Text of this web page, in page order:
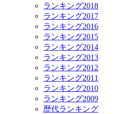
ランキング2018
ランキング2017
ランキング2016
ランキング2015
ランキング2014
ランキング2013
ランキング2012
ランキング2011
ランキング2010
ランキング2009
歴代ランキング